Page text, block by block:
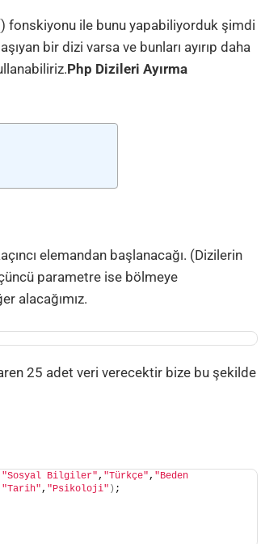
fonskiyonu ile bunu yapabiliyorduk şimdi
bir dizi varsa ve bunları ayırıp daha
Php Dizileri Ayırma
elemandan başlanacağı. (Dizilerin
parametre ise bölmeye
alacağımız.
25 adet veri verecektir bize bu şekilde
"Sosyal Bilgiler", "Türkçe", "Beden
"Tarih", "Psikoloji" ) ;